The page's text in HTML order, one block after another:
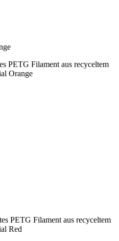
PETG Filament aus recyceltem
Orange
PETG Filament aus recyceltem
Red